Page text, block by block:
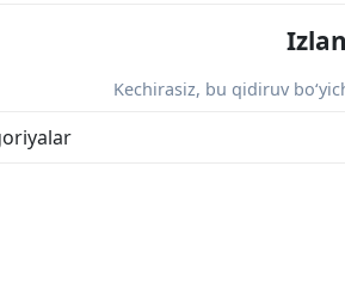
Kechirasiz, bu qidiruv